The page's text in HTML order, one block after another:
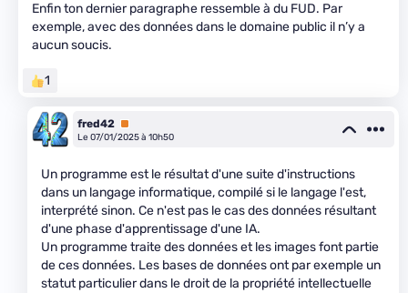
Enfin ton dernier paragraphe ressemble à du FUD. Par
exemple, avec des données dans le domaine public il n’y a
aucun soucis.
1
fred42 Premium
Le 07/01/2025 à 10h50
Un programme est le résultat d'une suite d'instructions
dans un langage informatique, compilé si le langage l'est,
interprété sinon. Ce n'est pas le cas des données résultant
d'une phase d'apprentissage d'une IA.
Un programme traite des données et les images font partie
de ces données. Les bases de données ont par exemple un
statut particulier dans le droit de la propriété intellectuelle